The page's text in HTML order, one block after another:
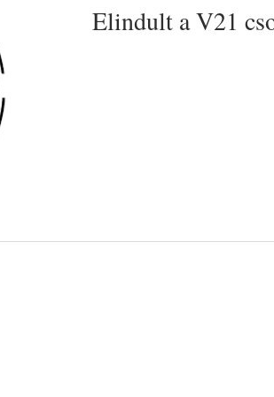
Elindult a V21